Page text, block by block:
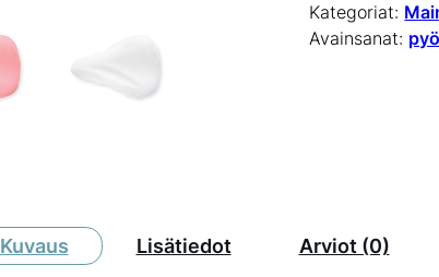
Kategoriat:
Avainsanat:
Kuvaus Lisätiedot Arviot (0)